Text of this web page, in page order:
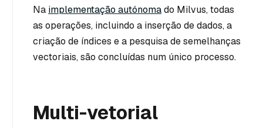
Na implementação autónomado Milvus, todas
as operações, incluindo a inserção de dados, a
criação de índices e a pesquisa de semelhanças
vectoriais, são concluídas num único processo.
Multi-vetorial